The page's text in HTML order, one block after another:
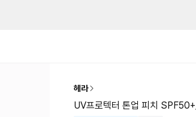
헤라
UV프로텍터 톤업 피치